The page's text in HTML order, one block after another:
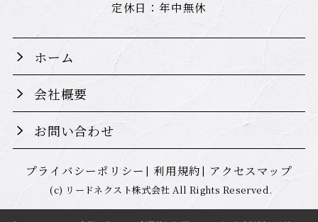
定休日：年中無休
ホーム
会社概要
お問い合わせ
プライバシーポリシー 利用規約 アクセスマップ
(c) リードネクスト株式会社 All Rights Reserved.